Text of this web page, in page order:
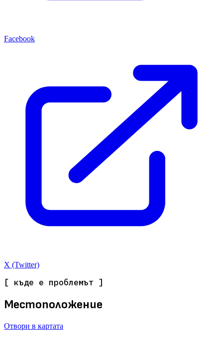
Facebook
X (Twitter)
[ къде е проблемът ]
Местоположение
Отвори в картата